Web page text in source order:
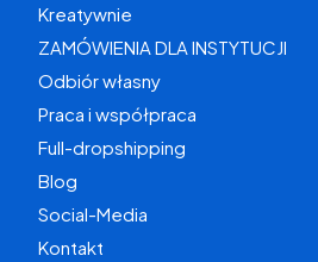
Kreatywnie
ZAMÓWIENIA DLA INSTYTUCJI
Odbiór własny
Praca i współpraca
Full-dropshipping
Blog
Social-Media
Kontakt